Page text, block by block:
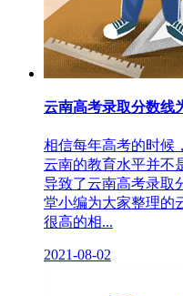
云南高考录取分数线
相信每年高考的时候
云南的教育水平并不
导致了云南高考录取
堂小编为大家整理的
很高的相...
2021-08-02